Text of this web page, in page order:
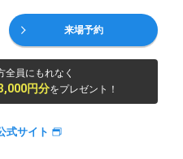
来場予約
全員にもれなく
円分をプレゼント！
式サイト